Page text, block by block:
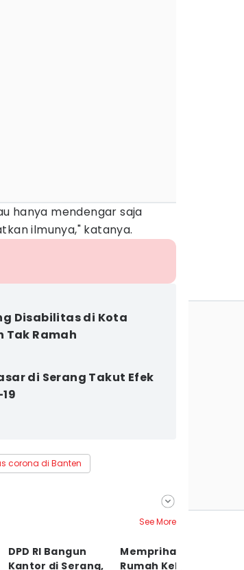
hanya mendengar saja
ilmunya," katanya.
Disabilitas di Kota
Tak Ramah
di Serang Takut Efek
corona di Banten
See More
DPD RI Bangun
Kantor di Serang,
Memprihatinkan,
Rumah Keluarga